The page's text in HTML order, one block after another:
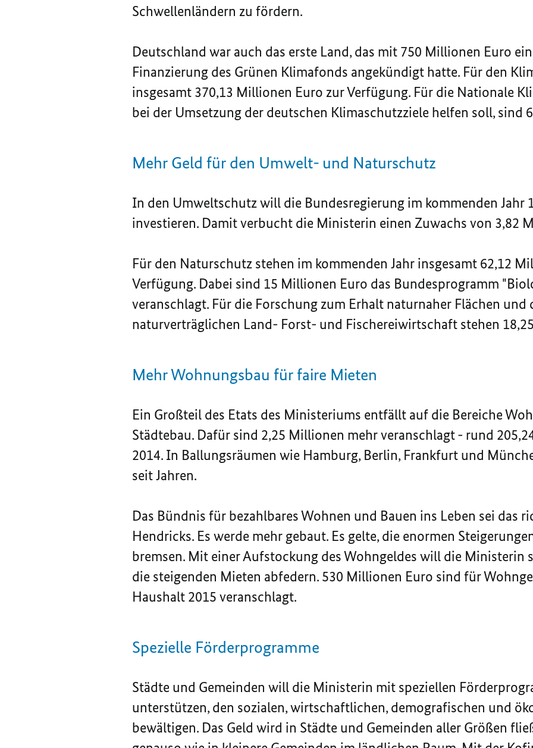
Schwellenländern zu fördern.
Deutschland war auch das erste Land, das mit 750 Millionen Euro
Finanzierung des Grünen Klimafonds angekündigt hatte. Für den
insgesamt 370,13 Millionen Euro zur Verfügung. Für die Nationale
bei der Umsetzung der deutschen Klimaschutzziele helfen soll, sind
Mehr Geld für den Umwelt- und Naturschutz
In den Umweltschutz will die Bundesregierung im kommenden Jahr
investieren. Damit verbucht die Ministerin einen Zuwachs von 3,82
Für den Naturschutz stehen im kommenden Jahr insgesamt 62,12
Verfügung. Dabei sind 15 Millionen Euro das Bundesprogramm
veranschlagt. Für die Forschung zum Erhalt naturnaher Flächen und
naturverträglichen Land- Forst- und Fischereiwirtschaft stehen
Mehr Wohnungsbau für faire Mieten
Ein Großteil des Etats des Ministeriums entfällt auf die Bereiche
Städtebau. Dafür sind 2,25 Millionen mehr veranschlagt - rund
2014. In Ballungsräumen wie Hamburg, Berlin, Frankfurt und
seit Jahren.
Das Bündnis für bezahlbares Wohnen und Bauen ins Leben sei das
Hendricks. Es werde mehr gebaut. Es gelte, die enormen
bremsen. Mit einer Aufstockung des Wohngeldes will die Ministerin
die steigenden Mieten abfedern. 530 Millionen Euro sind für
Haushalt 2015 veranschlagt.
Spezielle Förderprogramme
Städte und Gemeinden will die Ministerin mit speziellen
unterstützen, den sozialen, wirtschaftlichen, demografischen und
bewältigen. Das Geld wird in Städte und Gemeinden aller Größen